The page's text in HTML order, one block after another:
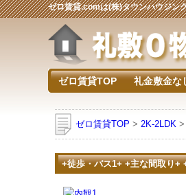
ゼロ賃貸.comは(株)タウンハウジン
ゼロ賃貸TOP 礼金敷金な
ゼロ賃貸TOP > 2K-2LDK >
+徒歩・バス1+ +主な間取り+